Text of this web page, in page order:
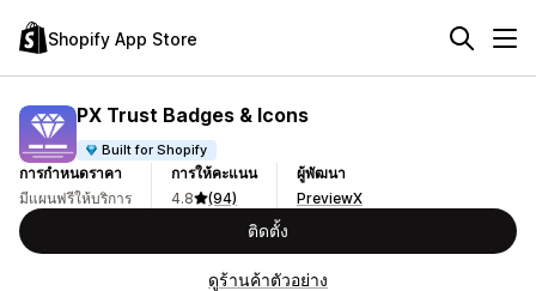
Shopify App Store
PX Trust Badges & Icons
Built for Shopify
การกำหนดราคา
มีแผนฟรีให้บริการ
การให้คะแนน
4.8
(94)
ผู้พัฒนา
PreviewX
ติดตั้ง
ดูร้านค้าตัวอย่าง